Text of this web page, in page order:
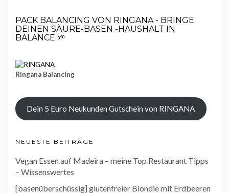
PACK BALANCING VON RINGANA - BRINGE
DEINEN SÄURE-BASEN -HAUSHALT IN
BALANCE 🌱
Ringana Balancing
Dein 5 Euro Neukunden Gutschein von RINGANA
NEUESTE BEITRÄGE
Vegan Essen auf Madeira – meine Top Restaurant Tipps
– Wissenswertes
[basenüberschüssig] glutenfreier Blondie mit Erdbeeren